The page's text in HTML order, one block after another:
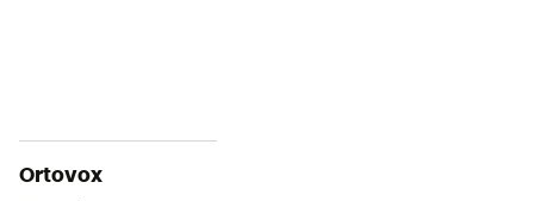
Ortovox